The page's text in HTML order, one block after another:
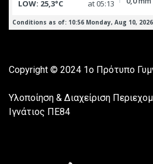
Copyright © 2024 1ο Πρότυπο
Υλοποίηση & Διαχείριση
Ιγνάτιος ΠΕ84